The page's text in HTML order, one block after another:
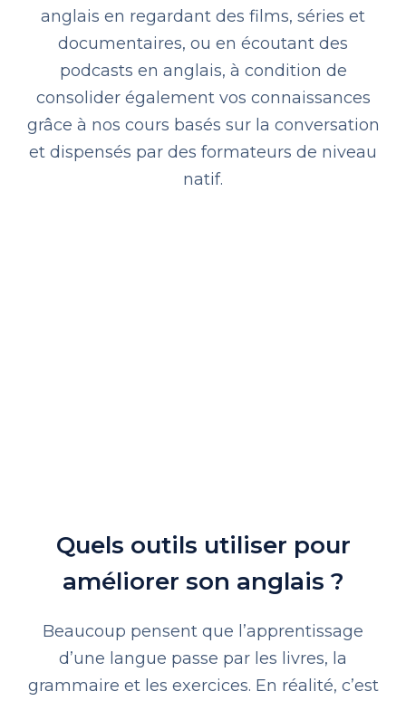
anglais en regardant des films, séries et
documentaires, ou en écoutant des
podcasts en anglais, à condition de
consolider également vos connaissances
grâce à nos cours basés sur la conversation
et dispensés par des formateurs de niveau
natif.
Quels outils utiliser pour
améliorer son anglais ?
Beaucoup pensent que l’apprentissage
d’une langue passe par les livres, la
grammaire et les exercices. En réalité, c’est